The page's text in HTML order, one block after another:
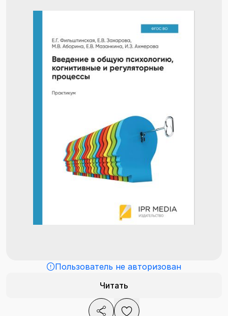
Пользователь не авторизован
Читать